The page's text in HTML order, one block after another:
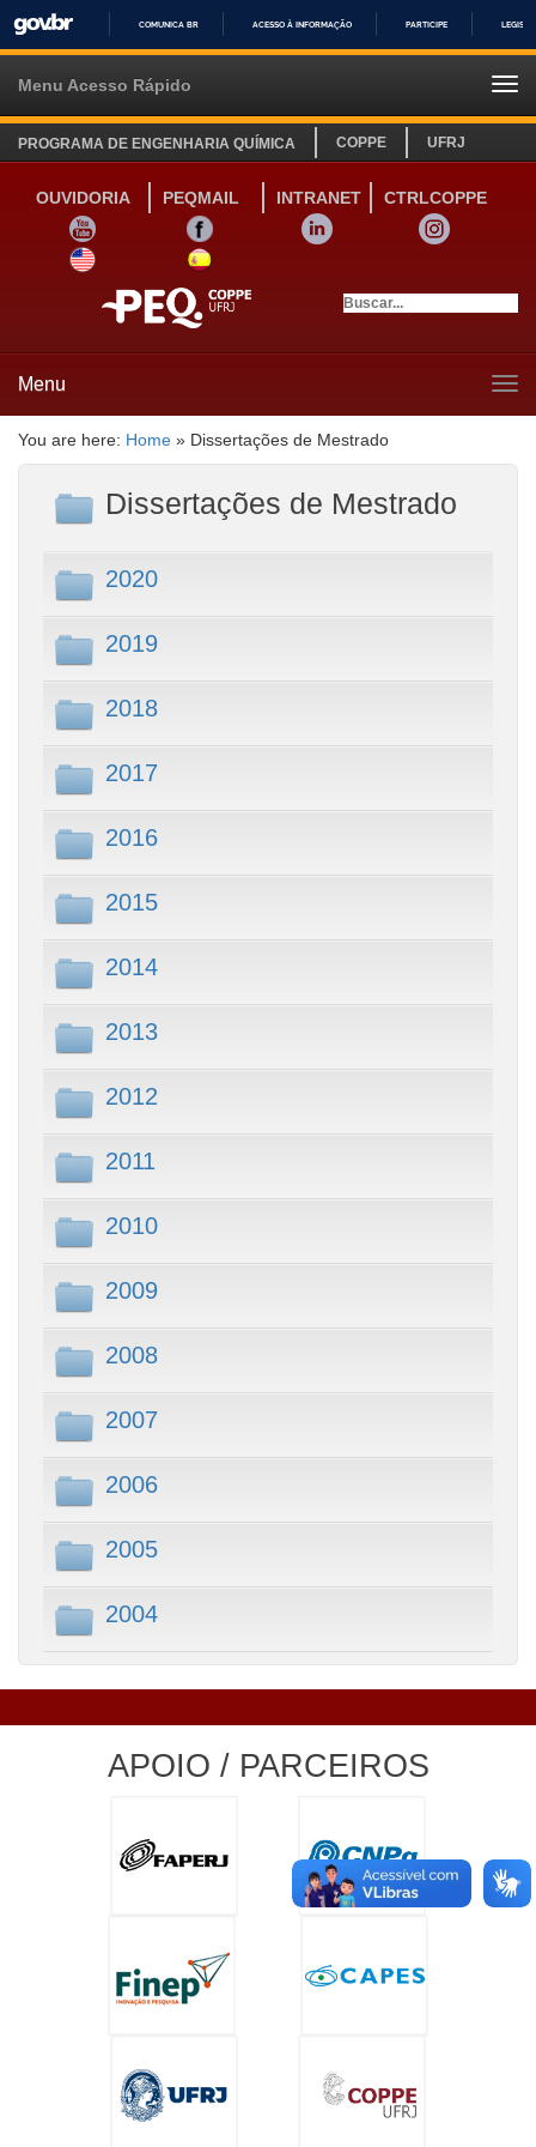
IR
COMUNICA BR ACESSO À INFORMAÇÃO PARTICIPE
Menu Acesso Rápido
PROGRAMA DE ENGENHARIA QUÍMICA COPPE UFRJ
OUVIDORIA PEQMAIL INTRANET
CTRLCOPPE
YOUTUBE
FACEBOOK LINKEDIN
INSTAGRAM
SITE INGLÊS
LINK SITE ESPANHOL
Menu
You are here: Home » Dissertações de Mestrado
Dissertações de Mestrado
2020
2019
2018
2017
2016
2015
2014
2013
2012
2011
2010
2009
2008
2007
2006
2005
2004
APOIO / PARCEIROS